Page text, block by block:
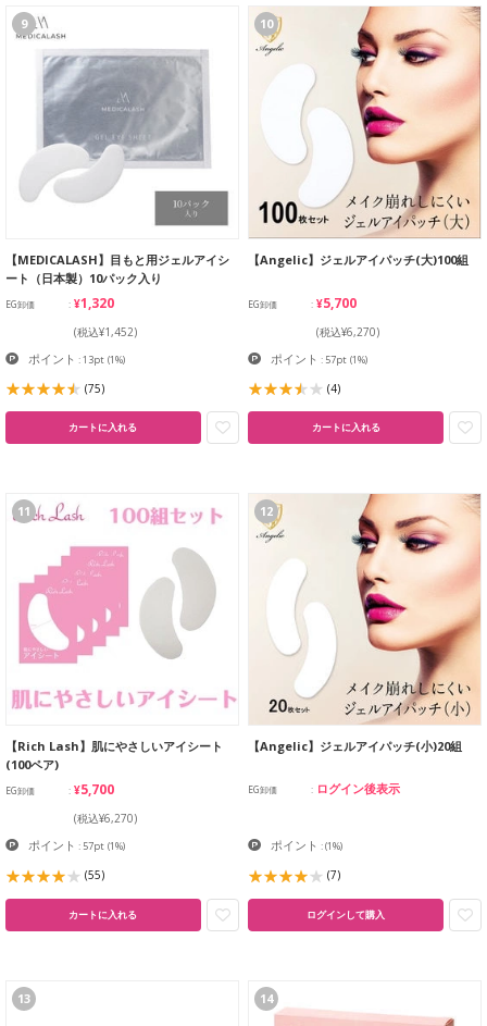
9
【MEDICALASH】目もと用ジェルアイシ
ート（日本製）10パック入り
EG卸価 ¥1,320
(税込¥1,452)
ポイント : 13pt (1%)
(75)
カートに入れる
10
【Angelic】ジェルアイパッチ(大)100組
EG卸価 ¥5,700
(税込¥6,270)
ポイント : 57pt (1%)
(4)
カートに入れる
11
【Rich Lash】肌にやさしいアイシート
(100ペア)
EG卸価 ¥5,700
(税込¥6,270)
ポイント : 57pt (1%)
(55)
カートに入れる
12
【Angelic】ジェルアイパッチ(小)20組
EG卸価 ログイン後表示
ポイント :(1%)
(7)
ログインして購入
13 14